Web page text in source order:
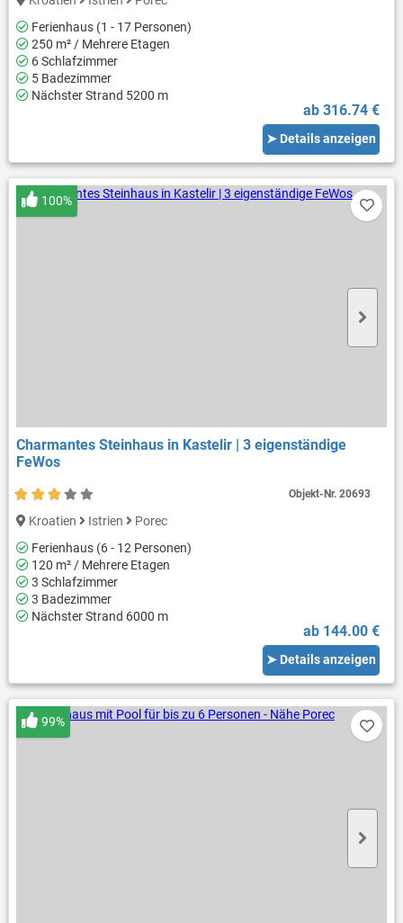
Ferienhaus (1 - 17 Personen)
250 m² / Mehrere Etagen
6 Schlafzimmer
5 Badezimmer
Nächster Strand 5200 m
ab 316.74 €
➤ Details anzeigen
Charmantes Steinhaus in Kastelir | 3 eigenständige
FeWos
100%
Kroatien Istrien
Porec
Ferienhaus (6 - 12 Personen)
120 m² / Mehrere Etagen
3 Schlafzimmer
3 Badezimmer
Nächster Strand 6000 m
ab 144.00 €
➤ Details anzeigen
Objekt-Nr.20693
99%